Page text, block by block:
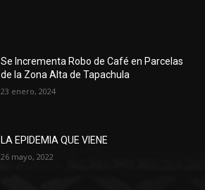
Se Incrementa Robo de Café en Parcelas
de la Zona Alta de Tapachula
23 enero, 2024
LA EPIDEMIA QUE VIENE
26 mayo, 2022